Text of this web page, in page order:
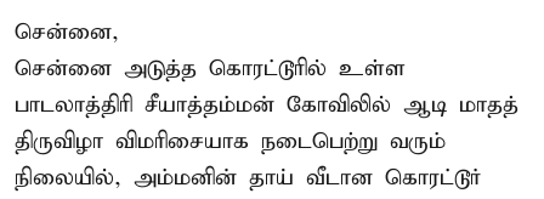
சென்னை,
சென்னை அடுத்த கொரட்டூரில் உள்ள
பாடலாத்திரி சீயாத்தம்மன் கோவிலில் ஆடி மாதத்
திருவிழா விமரிசையாக நடைபெற்று வரும்
நிலையில், அம்மனின் தாய் வீடான கொரட்டூர்